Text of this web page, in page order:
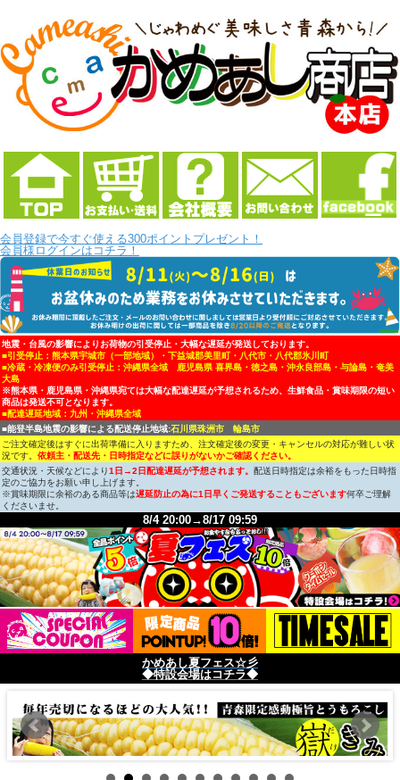
会員登録で今すぐ使える300ポイントプレゼント！
会員様ログインはコチラ！
地震・台風の影響によりお荷物の引受停止・大幅な遅延が発送しております。
■引受停止：熊本県宇城市（一部地域）・下益城郡美里町・八代市・八代郡氷川町
■冷蔵・冷凍便のみ引受停止：沖縄県全域 鹿児島県 喜界島・徳之島・沖永良部島・与論島・奄美
大島
※熊本県・鹿児島県・沖縄県宛ては大幅な配達遅延が予想されるため、生鮮食品・賞味期限の短い
商品は発送不可となります。
■配達遅延地域：九州・沖縄県全域
■能登半島地震の影響による配送停止地域:石川県珠洲市 輪島市
ご注文確定後はすぐに出荷準備に入りますため、注文確定後の変更・キャンセルの対応が難しい状
況です。 依頼主・配送先・日時指定などに誤りがないかご確認ください。
交通状況・天候などにより1日→2日配達遅延が予想されます。 配送日時指定は余裕をもった日時指
定のご協力をお願い申し上げます。
※賞味期限に余裕のある商品等は遅延防止の為に1日早くご発送することもございます何卒ご理解
くださいませ。
8/4 20:00→8/17 09:59
かめあし夏フェス☆彡
◆特設会場はコチラ◆